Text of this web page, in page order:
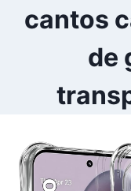
cantos
de